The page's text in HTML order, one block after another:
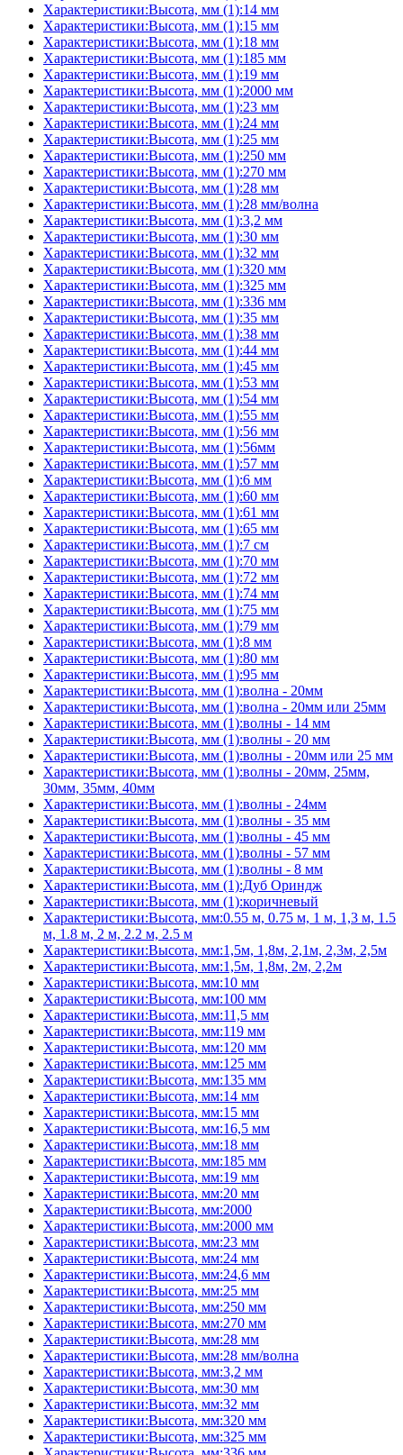
Характеристики:Высота, мм (1):14 мм
Характеристики:Высота, мм (1):15 мм
Характеристики:Высота, мм (1):18 мм
Характеристики:Высота, мм (1):185 мм
Характеристики:Высота, мм (1):19 мм
Характеристики:Высота, мм (1):2000 мм
Характеристики:Высота, мм (1):23 мм
Характеристики:Высота, мм (1):24 мм
Характеристики:Высота, мм (1):25 мм
Характеристики:Высота, мм (1):250 мм
Характеристики:Высота, мм (1):270 мм
Характеристики:Высота, мм (1):28 мм
Характеристики:Высота, мм (1):28 мм/волна
Характеристики:Высота, мм (1):3,2 мм
Характеристики:Высота, мм (1):30 мм
Характеристики:Высота, мм (1):32 мм
Характеристики:Высота, мм (1):320 мм
Характеристики:Высота, мм (1):325 мм
Характеристики:Высота, мм (1):336 мм
Характеристики:Высота, мм (1):35 мм
Характеристики:Высота, мм (1):38 мм
Характеристики:Высота, мм (1):44 мм
Характеристики:Высота, мм (1):45 мм
Характеристики:Высота, мм (1):53 мм
Характеристики:Высота, мм (1):54 мм
Характеристики:Высота, мм (1):55 мм
Характеристики:Высота, мм (1):56 мм
Характеристики:Высота, мм (1):56мм
Характеристики:Высота, мм (1):57 мм
Характеристики:Высота, мм (1):6 мм
Характеристики:Высота, мм (1):60 мм
Характеристики:Высота, мм (1):61 мм
Характеристики:Высота, мм (1):65 мм
Характеристики:Высота, мм (1):7 см
Характеристики:Высота, мм (1):70 мм
Характеристики:Высота, мм (1):72 мм
Характеристики:Высота, мм (1):74 мм
Характеристики:Высота, мм (1):75 мм
Характеристики:Высота, мм (1):79 мм
Характеристики:Высота, мм (1):8 мм
Характеристики:Высота, мм (1):80 мм
Характеристики:Высота, мм (1):95 мм
Характеристики:Высота, мм (1):волна - 20мм
Характеристики:Высота, мм (1):волна - 20мм или 25мм
Характеристики:Высота, мм (1):волны - 14 мм
Характеристики:Высота, мм (1):волны - 20 мм
Характеристики:Высота, мм (1):волны - 20мм или 25 мм
Характеристики:Высота, мм (1):волны - 20мм, 25мм,
30мм, 35мм, 40мм
Характеристики:Высота, мм (1):волны - 24мм
Характеристики:Высота, мм (1):волны - 35 мм
Характеристики:Высота, мм (1):волны - 45 мм
Характеристики:Высота, мм (1):волны - 57 мм
Характеристики:Высота, мм (1):волны - 8 мм
Характеристики:Высота, мм (1):Дуб Ориндж
Характеристики:Высота, мм (1):коричневый
Характеристики:Высота, мм:0.55 м, 0.75 м, 1 м, 1,3 м, 1.5
м, 1.8 м, 2 м, 2.2 м, 2.5 м
Характеристики:Высота, мм:1,5м, 1,8м, 2,1м, 2,3м, 2,5м
Характеристики:Высота, мм:1,5м, 1,8м, 2м, 2,2м
Характеристики:Высота, мм:10 мм
Характеристики:Высота, мм:100 мм
Характеристики:Высота, мм:11,5 мм
Характеристики:Высота, мм:119 мм
Характеристики:Высота, мм:120 мм
Характеристики:Высота, мм:125 мм
Характеристики:Высота, мм:135 мм
Характеристики:Высота, мм:14 мм
Характеристики:Высота, мм:15 мм
Характеристики:Высота, мм:16,5 мм
Характеристики:Высота, мм:18 мм
Характеристики:Высота, мм:185 мм
Характеристики:Высота, мм:19 мм
Характеристики:Высота, мм:20 мм
Характеристики:Высота, мм:2000
Характеристики:Высота, мм:2000 мм
Характеристики:Высота, мм:23 мм
Характеристики:Высота, мм:24 мм
Характеристики:Высота, мм:24,6 мм
Характеристики:Высота, мм:25 мм
Характеристики:Высота, мм:250 мм
Характеристики:Высота, мм:270 мм
Характеристики:Высота, мм:28 мм
Характеристики:Высота, мм:28 мм/волна
Характеристики:Высота, мм:3,2 мм
Характеристики:Высота, мм:30 мм
Характеристики:Высота, мм:32 мм
Характеристики:Высота, мм:320 мм
Характеристики:Высота, мм:325 мм